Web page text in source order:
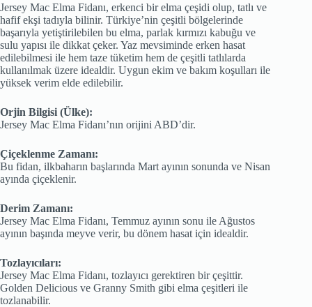
Jersey Mac Elma Fidanı, erkenci bir elma çeşidi olup, tatlı ve
hafif ekşi tadıyla bilinir. Türkiye’nin çeşitli bölgelerinde
başarıyla yetiştirilebilen bu elma, parlak kırmızı kabuğu ve
sulu yapısı ile dikkat çeker. Yaz mevsiminde erken hasat
edilebilmesi ile hem taze tüketim hem de çeşitli tatlılarda
kullanılmak üzere idealdir. Uygun ekim ve bakım koşulları ile
yüksek verim elde edilebilir.
Orjin Bilgisi (Ülke):
Jersey Mac Elma Fidanı’nın orijini ABD’dir.
Çiçeklenme Zamanı:
Bu fidan, ilkbaharın başlarında Mart ayının sonunda ve Nisan
ayında çiçeklenir.
Derim Zamanı:
Jersey Mac Elma Fidanı, Temmuz ayının sonu ile Ağustos
ayının başında meyve verir, bu dönem hasat için idealdir.
Tozlayıcıları:
Jersey Mac Elma Fidanı, tozlayıcı gerektiren bir çeşittir.
Golden Delicious ve Granny Smith gibi elma çeşitleri ile
tozlanabilir.